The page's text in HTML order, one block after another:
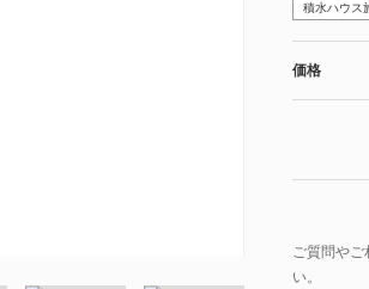
積水ハウス
価格
ご質問やご
い。